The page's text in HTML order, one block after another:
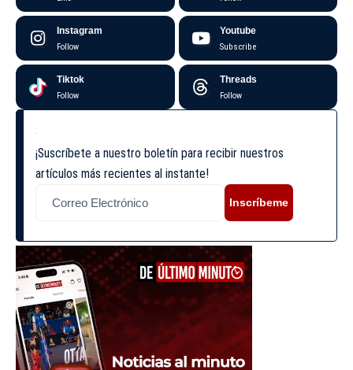
Instagram
Follow
Youtube
Subscribe
Tiktok
Follow
Threads
Follow
¡Suscríbete a nuestro boletín para recibir nuestros
artículos más recientes al instante!
Inscríbeme